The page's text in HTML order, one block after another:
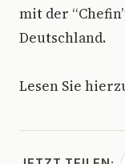
mit der
Deutschland.
Lesen Sie